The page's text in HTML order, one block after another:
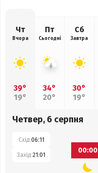
Чт
Вчора
39°
19°
Пт
Сьогодні
34°
20°
Сб
Завтра
30°
19°
Четвер, 6 серпня
Схід:06:11
Захід:21:01
00:00